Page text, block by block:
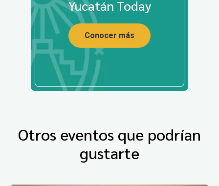
Yucatán Today
Conocer más
Otros eventos que podrían
gustarte